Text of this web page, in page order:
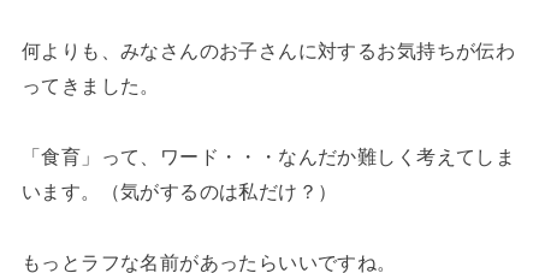
何よりも、みなさんのお子さんに対するお気持ちが伝わ
ってきました。
「食育」って、ワード・・・なんだか難しく考えてしま
います。（気がするのは私だけ？）
もっとラフな名前があったらいいですね。